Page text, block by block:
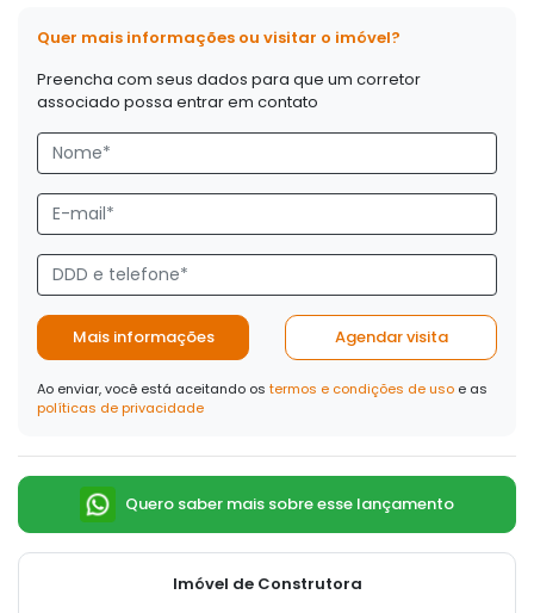
Quer mais informações ou visitar o imóvel?
Preencha com seus dados para que um corretor
associado possa entrar em contato
Mais informações Agendar visita
Ao enviar, você está aceitando os termos e condições de uso e as
políticas de privacidade
Quero saber mais sobre esse lançamento
Imóvel de Construtora